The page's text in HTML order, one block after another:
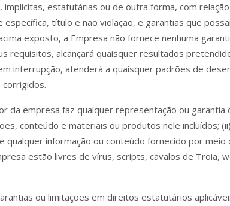
estatutárias ou de outra forma, com
título e não violação, e garantias que
exposto, a Empresa não fornece nenhuma
requisitos, alcançará quaisquer resultados
interrupção, atenderá a quaisquer padrões de
da empresa faz qualquer representação ou
conteúdo e materiais ou produtos nele incluídos;
informação ou conteúdo fornecido por meio
estão livres de vírus, scripts, cavalos de Troia,
ou limitações em direitos estatutários